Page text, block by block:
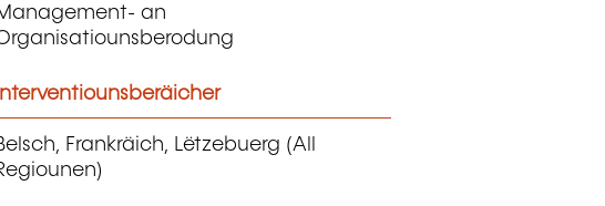
an
Interventiounsberäicher
Frankräich, Lëtzebuerg (All